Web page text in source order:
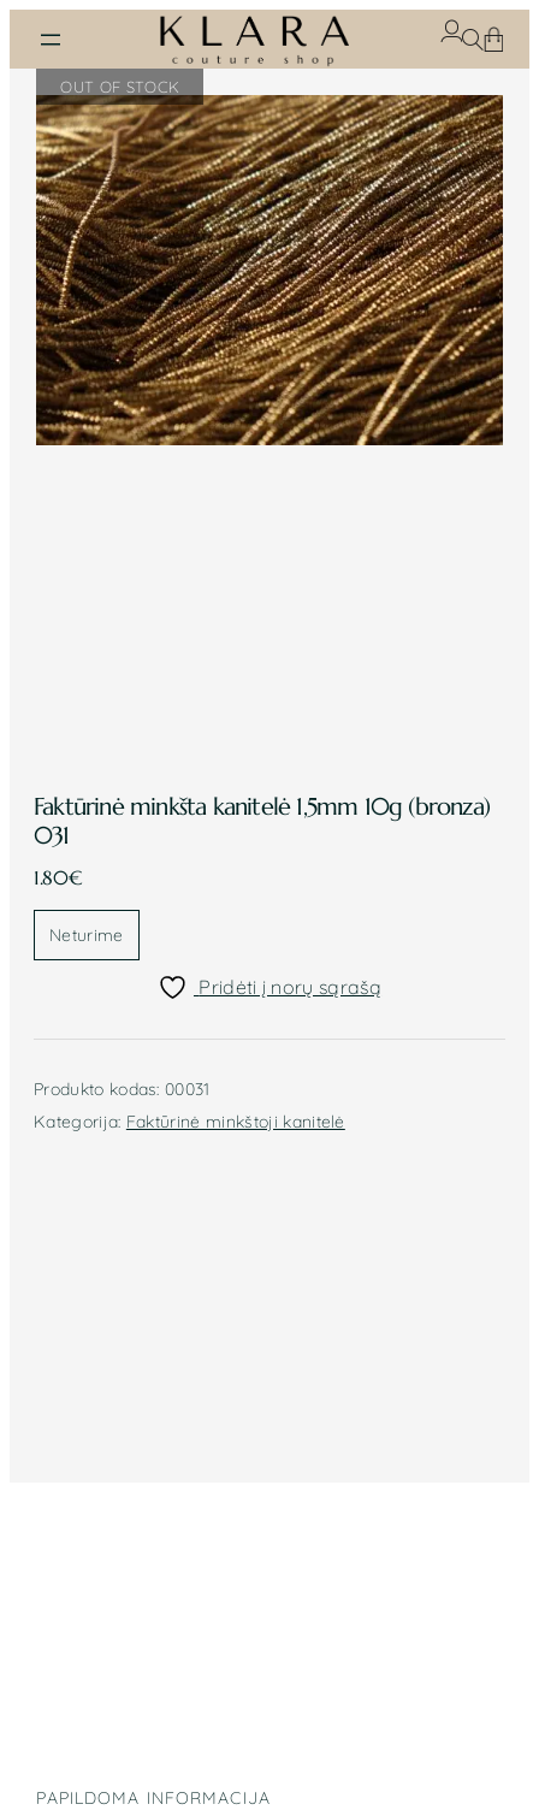
prie
turinio
Faktūrinė minkšta kanitelė 1,5mm 10g (bronza)
031
1.80€
Neturime
Pridėti į norų sąrašą
Produkto kodas:00031
Kategorija: Faktūrinė minkštoji kanitelė
PAPILDOMA INFORMACIJA